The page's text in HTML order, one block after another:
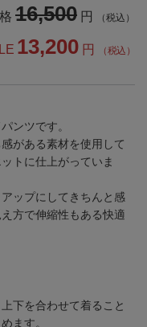
16,500 円 （税込）
13,200 円 （税込）
ンツです。
がある素材を使用して
トに仕上がっていま
ップにしてきちんと感
方で伸縮性もある快適
下を合わせて着ること
ます。